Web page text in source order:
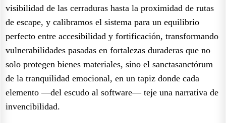
visibilidad de las cerraduras hasta la proximidad de rutas
de escape, y calibramos el sistema para un equilibrio
perfecto entre accesibilidad y fortificación, transformando
vulnerabilidades pasadas en fortalezas duraderas que no
solo protegen bienes materiales, sino el sanctasanctórum
de la tranquilidad emocional, en un tapiz donde cada
elemento —del escudo al software— teje una narrativa de
invencibilidad.